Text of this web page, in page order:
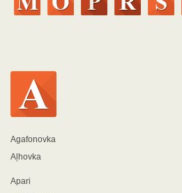
Agafonovka
Aļhovka
Apari